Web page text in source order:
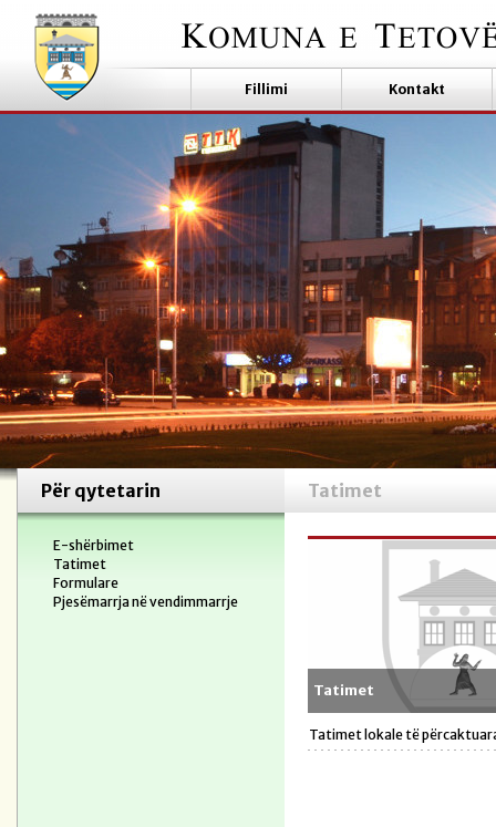
Fillimi Kontakt
Për qytetarin Tatimet
E-shërbimet
Tatimet
Formulare
Pjesëmarrja në vendimmarrje
Tatimet
Tatimet lokale të